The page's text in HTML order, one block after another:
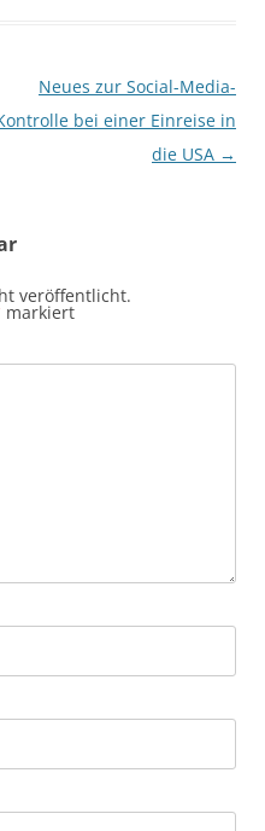
Neues zur Social-Media-
bei einer Einreise in
die USA →
veröffentlicht.
markiert